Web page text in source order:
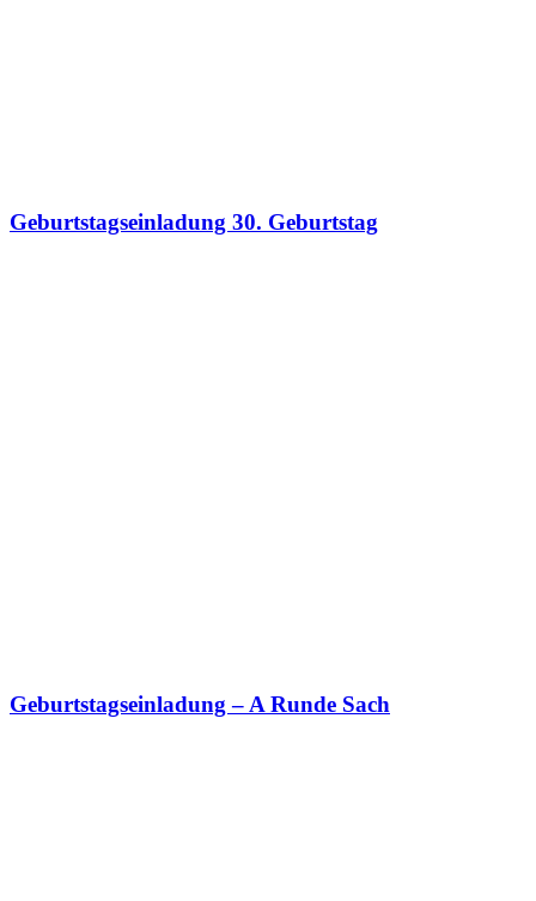
Geburtstagseinladung 30. Geburtstag
Geburtstagseinladung – A Runde Sach